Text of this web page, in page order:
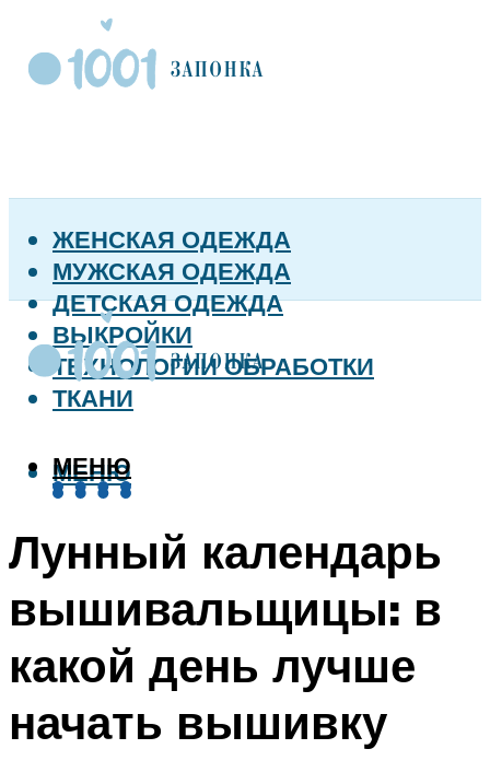
ЖЕНСКАЯ ОДЕЖДА
МУЖСКАЯ ОДЕЖДА
ДЕТСКАЯ ОДЕЖДА
ВЫКРОЙКИ
ТЕХНОЛОГИИ ОБРАБОТКИ
ТКАНИ
МЕНЮ
МЕНЮ
Лунный календарь
вышивальщицы: в
какой день лучше
начать вышивку